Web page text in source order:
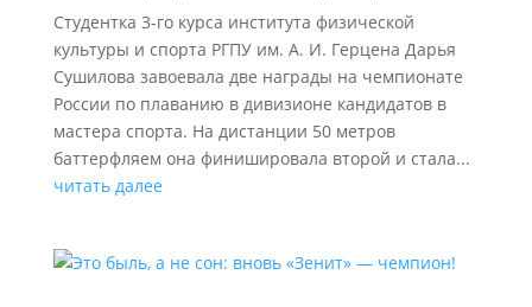
Студентка 3-го курса института физической
культуры и спорта РГПУ им. А. И. Герцена Дарья
Сушилова завоевала две награды на чемпионате
России по плаванию в дивизионе кандидатов в
мастера спорта. На дистанции 50 метров
баттерфляем она финишировала второй и стала...
читать далее